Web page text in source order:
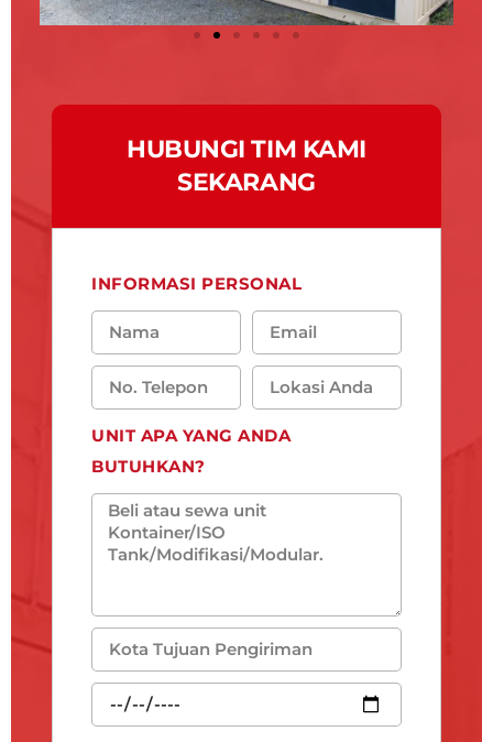
HUBUNGI TIM KAMI
SEKARANG
INFORMASI PERSONAL
UNIT APA YANG ANDA
BUTUHKAN?